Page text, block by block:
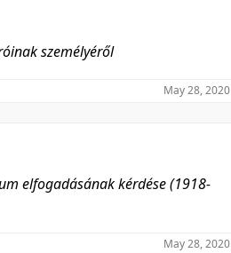
személyéről
May 28, 2020
elfogadásának kérdése (1918-
May 28, 2020